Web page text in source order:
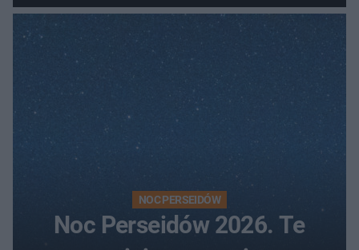
szczyt Gór Świętokrzyskich
NOC PERSEIDÓW
Noc Perseidów 2026. Te